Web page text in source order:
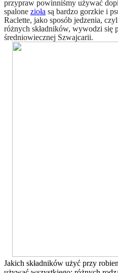
przypraw powinniśmy używać
spalone zioła są bardzo gorzkie i
Raclette, jako sposób jedzenia,
różnych składników, wywodzi się
średniowiecznej Szwajcarii.
Jakich składników użyć przy